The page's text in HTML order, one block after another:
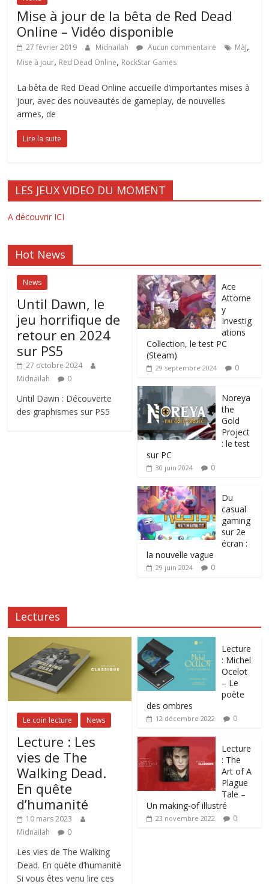
Mise à jour de la bêta de Red Dead
Online – Vidéo disponible
27 février 2019 Midnailah Aucun commentaire MàJ,
Mise à jour, Red Dead Online, RockStar Games
La bêta de Red Dead Online accueille d’importantes mises à
jour, avec des nouveautés de gameplay, de nouvelles
armes, de
Lire la suite
LES JEUX VIDEO DU MOMENT
A découvrir ICI
Hot News
News
Until Dawn, le
jeu horrifique de
retour en 2024
sur PS5
27 octobre 2024
Midnailah
0
Until Dawn : Découverte
des graphismes sur PS5
Ace
Attorne
y
Investig
ations
Collection, le test PC
(Steam)
29 septembre 2024 0
Noreya
the
Gold
Project
: le test
sur PC
30 juin 2024 0
Du
casual
gaming
sur 2e
écran :
la nouvelle vague
29 juin 2024 0
Lectures
Le coin lecture News
Lecture : Les
vies de The
Walking Dead.
En quête
d’humanité
10 mars 2023
Midnailah
0
Les vies de The Walking
Dead. En quête d’humanité
Si vous êtes venu lire ces
Lecture
: Michel
Ocelot
– Le
poète
des ombres
12 décembre 2022 0
Lecture
: The
Art of A
Plague
Tale –
Un making-of illustré
23 novembre 2022 0